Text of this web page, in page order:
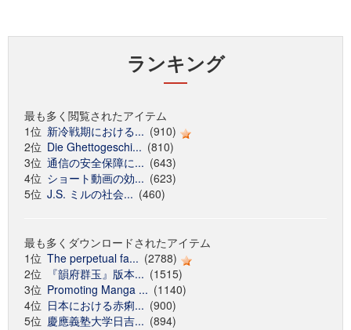
ランキング
最も多く閲覧されたアイテム
1位 新冷戦期における... (910)
2位 Die Ghettogeschi... (810)
3位 通信の安全保障に... (643)
4位 ショート動画の効... (623)
5位 J.S. ミルの社会... (460)
最も多くダウンロードされたアイテム
1位 The perpetual fa... (2788)
2位
『韻府群玉』版本... (1515)
3位 Promoting Manga ... (1140)
4位 日本における赤痢... (900)
5位 慶應義塾大学日吉... (894)